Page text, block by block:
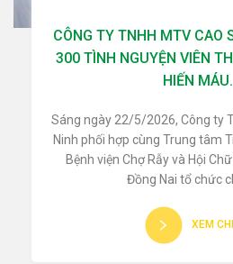
CÔNG TY TNHH MTV CAO
300 TÌNH NGUYỆN VIÊN
HIẾN
Sáng ngày 22/5/2026, Công ty
Ninh phối hợp cùng Trung tâm
Bệnh viện Chợ Rẫy và Hội
Đồng Nai tổ chức
XEM